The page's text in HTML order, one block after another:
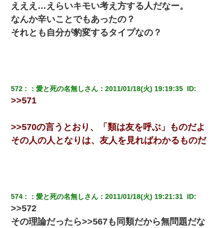
出張中の旦那から『フリンしやがって、このクズ』と電話が。私
「本当に家まで来たの？証拠は？」旦那「俺の言葉が信じられな
いのか！」→ 離婚後
私『貯金貯まったし、やっと家建てられるね！』夫「実家を二世
帯住宅にした。それに貯金使った」→私『離婚しよう』夫「え
っ」私『使った貯金はあげるから』→すると…
妻が亡くなったんだけど正直ガチで嬉しい
引先のトップが母方の叔父だったので…
【考察】兄嫁急死の1年後、兄が引越すというので手伝いに行った
えええ…えらいキモい考え方する人だなー。
なんか辛いことでもあったの？
それとも自分が豹変するタイプなの？
572 ：愛と死の名無しさん ：2011/01/18(火) 19:19:35 ID:
>>571
>>570の言うとおり、「類は友を呼ぶ」ものだよ
その人の人となりは、友人を見ればわかるものだ
574 ：愛と死の名無しさん ：2011/01/18(火) 19:21:31 ID:
>>572
その理論だったら>>567も同類だから無問題だな